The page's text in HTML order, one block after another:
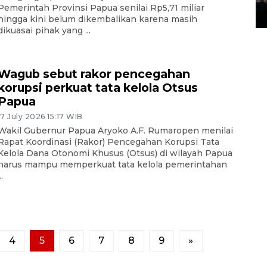
Provinsi Papua senilai Rp5,71 miliar
kini belum dikembalikan karena masih
pihak yang ...
sebut rakor pencegahan
perkuat tata kelola Otsus
July 2026 15:17 WIB
Gubernur Papua Aryoko A.F. Rumaropen menilai
Koordinasi (Rakor) Pencegahan Korupsi Tata
Dana Otonomi Khusus (Otsus) di wilayah Papua
mampu memperkuat tata kelola pemerintahan
4 5 6 7 8 9 »
14 March 2022 15:11 WIB, 2022